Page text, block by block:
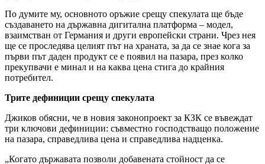
По думите му, основното оръжие срещу спекулата ще бъде
създаването на държавна дигитална платформа – модел,
взаимстван от Германия и други европейски страни. Чрез нея
ще се проследява целият път на храната, за да се знае кога за
първи път даден продукт се е появил на пазара, през колко
прекупвачи е минал и на каква цена стига до крайния
потребител.
Трите дефиниции срещу спекулата
Джиков обясни, че в новия законопроект за КЗК се въвеждат
три ключови дефиниции: съвместно господстващо положение
на пазара, справедлива цена и справедлива надценка.
„Когато държавата позволи добавената стойност да се